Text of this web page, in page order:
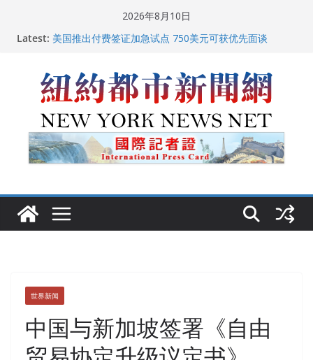
2026年8月10日
Latest: 美国推出付费签证加急试点 750美元可获优先面谈
人！
FBI联合纽约警方突袭多名警界高层住所 涉纽约警察局腐
败刑事调查
中国驻美国大使谢锋邀请美国老教师罗纳德·萨科尔斯基
再次访华
世界新闻
中国与新加坡签署《自由